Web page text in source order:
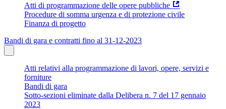
Atti di programmazione delle opere pubbliche
Procedure di somma urgenza e di protezione civile
Finanza di progetto
Bandi di gara e contratti fino al 31-12-2023
Atti relativi alla programmazione di lavori, opere, servizi e
forniture
Bandi di gara
Sotto-sezioni eliminate dalla Delibera n. 7 del 17 gennaio
2023